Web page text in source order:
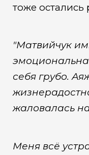
тоже
"Матвийчук
себя грубо.
жаловалась
Меня всё